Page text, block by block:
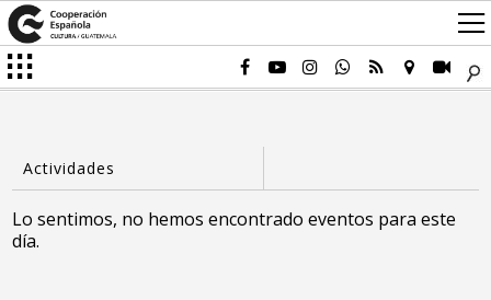
Lo sentimos, no hemos encontrado eventos para este
día.